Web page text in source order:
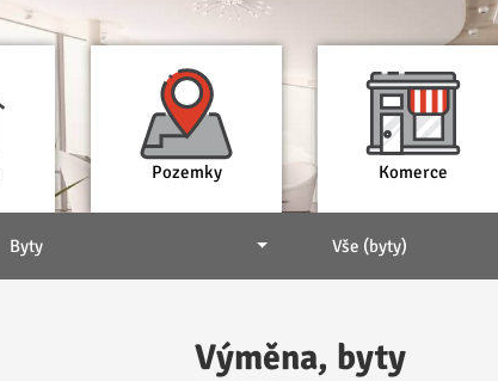
Pozemky Komerce
Byty Vše (byty)
Výměna, byty